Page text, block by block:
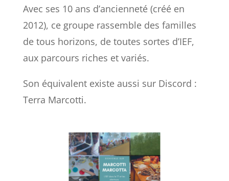
Avec ses 10 ans d’ancienneté (créé en
2012), ce groupe rassemble des familles
de tous horizons, de toutes sortes d’IEF,
aux parcours riches et variés.
Son équivalent existe aussi sur Discord :
Terra Marcotti.